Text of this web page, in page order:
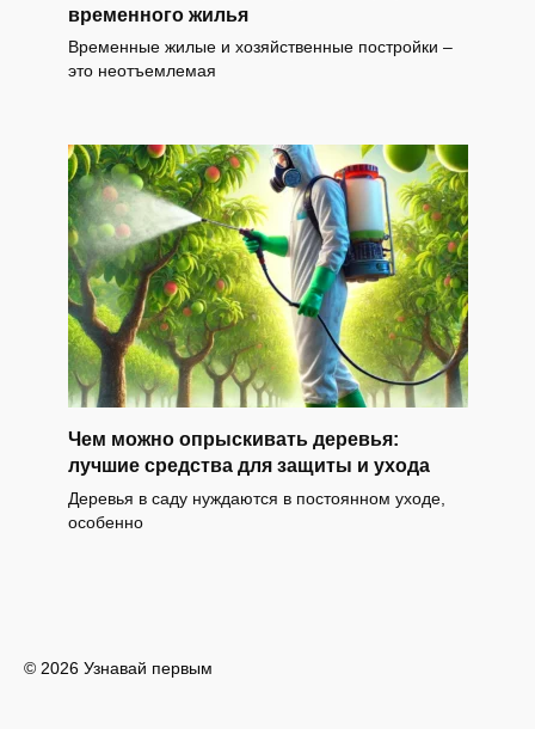
временного жилья
Временные жилые и хозяйственные постройки –
это неотъемлемая
Чем можно опрыскивать деревья:
лучшие средства для защиты и ухода
Деревья в саду нуждаются в постоянном уходе,
особенно
© 2026 Узнавай первым